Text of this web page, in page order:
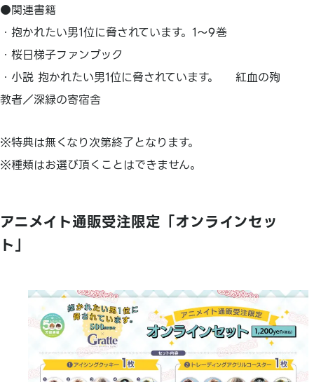
●関連書籍
・抱かれたい男1位に脅されています。1～9巻
・桜日梯子ファンブック
・小説 抱かれたい男1位に脅されています。 紅血の殉
教者／深緑の寄宿舎
※特典は無くなり次第終了となります。
※種類はお選び頂くことはできません。
アニメイト通販受注限定「オンラインセッ
ト」